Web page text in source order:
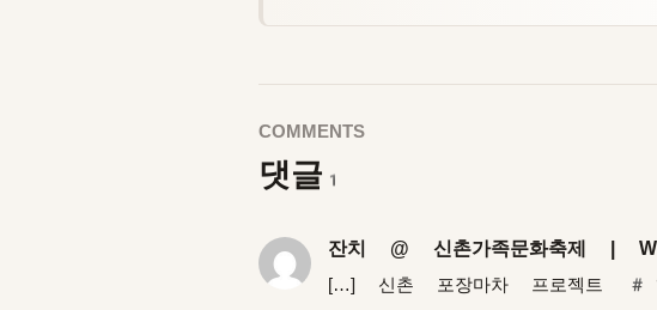
COMMENTS
댓글 1
잔치 @ 신촌가족문화축제 |
[…] 신촌 포장마차 프로젝트